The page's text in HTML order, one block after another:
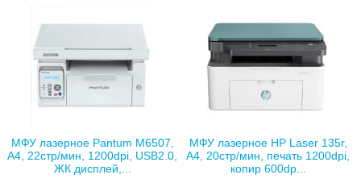
МФУ лазерное Pantum M6507,
A4, 22стр/мин, 1200dpi, USB2.0,
ЖК дисплей,...
МФУ лазерное HP Laser 135r,
A4, 20стр/мин, печать 1200dpi,
копир 600dp...